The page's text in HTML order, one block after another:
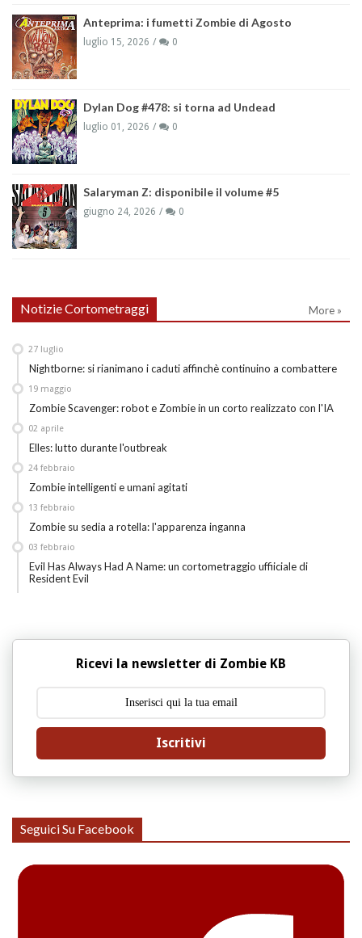
Anteprima: i fumetti Zombie di Agosto
luglio 15, 2026 0
Dylan Dog #478: si torna ad Undead
luglio 01, 2026 0
Salaryman Z: disponibile il volume #5
giugno 24, 2026 0
Notizie Cortometraggi More »
Nightborne: si rianimano i caduti affinchè continuino a combattere
27 luglio
Zombie Scavenger: robot e Zombie in un corto realizzato con l'IA
19 maggio
Elles: lutto durante l'outbreak
02 aprile
Zombie intelligenti e umani agitati
24 febbraio
Zombie su sedia a rotella: l'apparenza inganna
13 febbraio
Evil Has Always Had A Name: un cortometraggio uffiiciale di
Resident Evil
03 febbraio
Ricevi la newsletter di Zombie KB
Iscritivi
Seguici Su Facebook